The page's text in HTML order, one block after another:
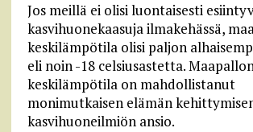
Jos meillä ei olisi luontaisesti
kasvihuonekaasuja ilmakehässä,
keskilämpötila olisi paljon
eli noin -18 celsiusastetta.
keskilämpötila on mahdollistanut
monimutkaisen elämän
kasvihuoneilmiön ansio.